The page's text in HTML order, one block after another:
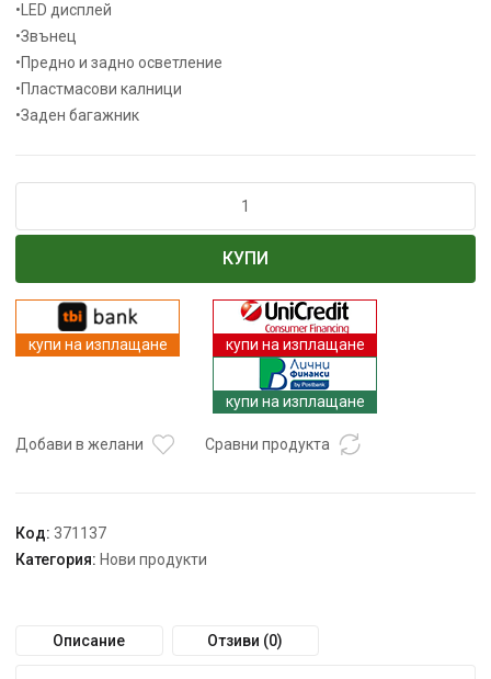
•LED дисплей
•Звънец
•Предно и задно осветление
•Пластмасови калници
•Заден багажник
Електрически
FatBike
250W
–
КУПИ
купи на изплащане купи на изплащане
купи на изплащане
Добави в желани Сравни продукта
Код: 371137
Категория: Нови продукти
Описание Отзиви (0)